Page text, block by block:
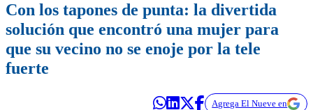
Con los tapones de punta: la divertida
solución que encontró una mujer para
que su vecino no se enoje por la tele
fuerte
Agrega El Nueve en